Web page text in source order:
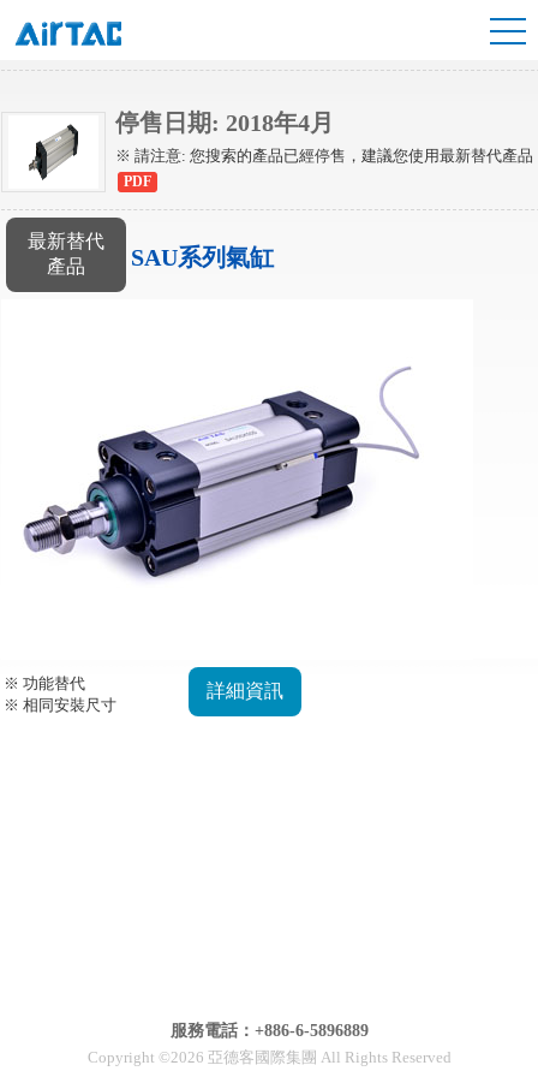
SU氣缸
停售日期: 2018年4月
※ 請注意: 您搜索的產品已經停售，建議您使用最新替代產品
PDF
最新替代
產品
SAU系列氣缸
※ 功能替代
※ 相同安裝尺寸
詳細資訊
服務電話：+886-6-5896889
Copyright ©2026 亞德客國際集團 All Rights Reserved